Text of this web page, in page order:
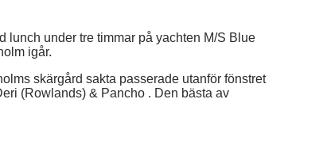
lunch under tre timmar på yachten M/S Blue
igår.
skärgård sakta passerade utanför fönstret
(Rowlands) & Pancho . Den bästa av